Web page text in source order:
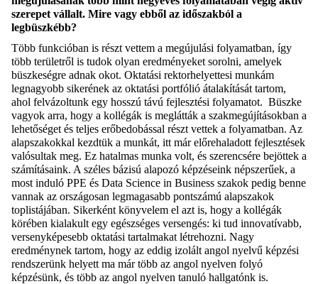
szerepet vállalt. Mire vagy ebből az időszakból a
legbüszkébb?
Több funkcióban is részt vettem a megújulási folyamatban, így
több területről is tudok olyan eredményeket sorolni, amelyek
büszkeségre adnak okot. Oktatási rektorhelyettesi munkám
legnagyobb sikerének az oktatási portfólió átalakítását tartom,
ahol felvázoltunk egy hosszú távú fejlesztési folyamatot. Büszke
vagyok arra, hogy a kollégák is meglátták a szakmegújításokban a
lehetőséget és teljes erőbedobással részt vettek a folyamatban. Az
alapszakokkal kezdtük a munkát, itt már előrehaladott fejlesztések
valósultak meg. Ez hatalmas munka volt, és szerencsére bejöttek a
számításaink. A széles bázisú alapozó képzéseink népszerűek, a
most induló PPE és Data Science in Business szakok pedig benne
vannak az országosan legmagasabb pontszámú alapszakok
toplistájában. Sikerként könyvelem el azt is, hogy a kollégák
körében kialakult egy egészséges versengés: ki tud innovatívabb,
versenyképesebb oktatási tartalmakat létrehozni. Nagy
eredménynek tartom, hogy az eddig izolált angol nyelvű képzési
rendszerünk helyett ma már több az angol nyelven folyó
képzésünk, és több az angol nyelven tanuló hallgatónk is.